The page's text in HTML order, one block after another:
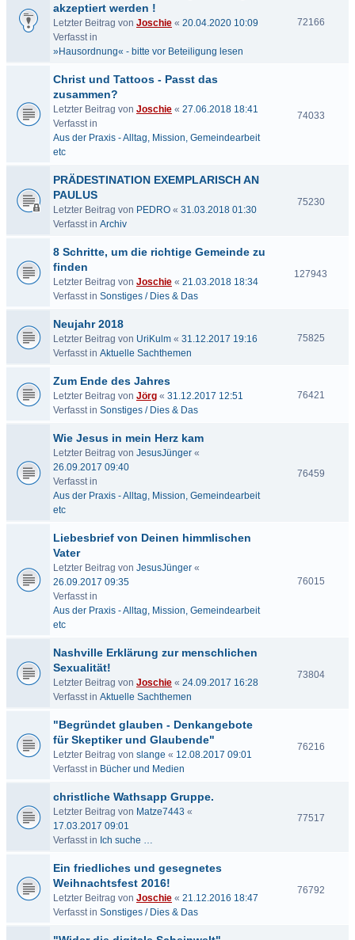
akzeptiert werden !
Letzter Beitrag von Joschie « 20.04.2020 10:09
Verfasst in
»Hausordnung« - bitte vor Beteiligung lesen
72166
Christ und Tattoos - Passt das
zusammen?
Letzter Beitrag von Joschie « 27.06.2018 18:41
Verfasst in
Aus der Praxis - Alltag, Mission, Gemeindearbeit
etc
74033
PRÄDESTINATION EXEMPLARISCH AN
PAULUS
Letzter Beitrag von PEDRO « 31.03.2018 01:30
Verfasst in Archiv
75230
8 Schritte, um die richtige Gemeinde zu
finden
Letzter Beitrag von Joschie « 21.03.2018 18:34
Verfasst in Sonstiges / Dies & Das
127943
Neujahr 2018
Letzter Beitrag von UriKulm « 31.12.2017 19:16
Verfasst in Aktuelle Sachthemen
75825
Zum Ende des Jahres
Letzter Beitrag von Jörg « 31.12.2017 12:51
Verfasst in Sonstiges / Dies & Das
76421
Wie Jesus in mein Herz kam
Letzter Beitrag von JesusJünger «
26.09.2017 09:40
Verfasst in
Aus der Praxis - Alltag, Mission, Gemeindearbeit
etc
76459
Liebesbrief von Deinen himmlischen
Vater
Letzter Beitrag von JesusJünger «
26.09.2017 09:35
Verfasst in
Aus der Praxis - Alltag, Mission, Gemeindearbeit
etc
76015
Nashville Erklärung zur menschlichen
Sexualität!
Letzter Beitrag von Joschie « 24.09.2017 16:28
Verfasst in Aktuelle Sachthemen
73804
"Begründet glauben - Denkangebote
für Skeptiker und Glaubende"
Letzter Beitrag von slange « 12.08.2017 09:01
Verfasst in Bücher und Medien
76216
christliche Wathsapp Gruppe.
Letzter Beitrag von Matze7443 «
17.03.2017 09:01
Verfasst in Ich suche …
77517
Ein friedliches und gesegnetes
Weihnachtsfest 2016!
Letzter Beitrag von Joschie « 21.12.2016 18:47
Verfasst in Sonstiges / Dies & Das
76792